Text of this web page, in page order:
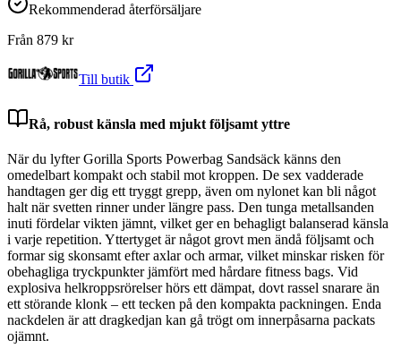
Rekommenderad återförsäljare
Från 879 kr
Till butik
Rå, robust känsla med mjukt följsamt yttre
När du lyfter Gorilla Sports Powerbag Sandsäck känns den
omedelbart kompakt och stabil mot kroppen. De sex vadderade
handtagen ger dig ett tryggt grepp, även om nylonet kan bli något
halt när svetten rinner under längre pass. Den tunga metallsanden
inuti fördelar vikten jämnt, vilket ger en behagligt balanserad känsla
i varje repetition. Yttertyget är något grovt men ändå följsamt och
formar sig skonsamt efter axlar och armar, vilket minskar risken för
obehagliga tryckpunkter jämfört med hårdare fitness bags. Vid
explosiva helkroppsrörelser hörs ett dämpat, dovt rassel snarare än
ett störande klonk – ett tecken på den kompakta packningen. Enda
nackdelen är att dragkedjan kan gå trögt om innerpåsarna packats
ojämnt.